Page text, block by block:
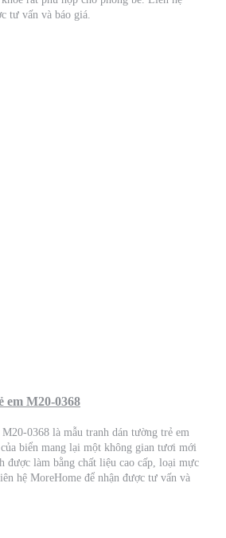
tư vấn và báo giá.
em M20-0368
0368 là mẫu tranh dán tường trẻ em
biển mang lại một không gian tươi mới
được làm bằng chất liệu cao cấp, loại mực
hệ MoreHome để nhận được tư vấn và